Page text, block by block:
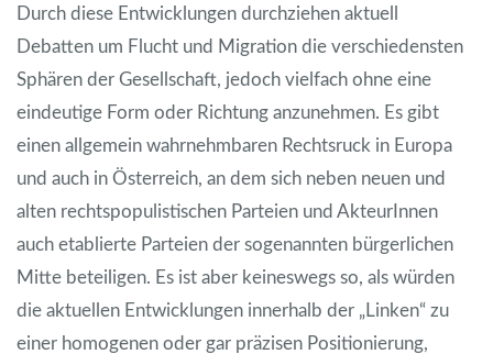
Durch diese Entwicklungen durchziehen aktuell
Debatten um Flucht und Migration die verschiedensten
Sphären der Gesellschaft, jedoch vielfach ohne eine
eindeutige Form oder Richtung anzunehmen. Es gibt
einen allgemein wahrnehmbaren Rechtsruck in Europa
und auch in Österreich, an dem sich neben neuen und
alten rechtspopulistischen Parteien und AkteurInnen
auch etablierte Parteien der sogenannten bürgerlichen
Mitte beteiligen. Es ist aber keineswegs so, als würden
die aktuellen Entwicklungen innerhalb der „Linken“ zu
einer homogenen oder gar präzisen Positionierung,